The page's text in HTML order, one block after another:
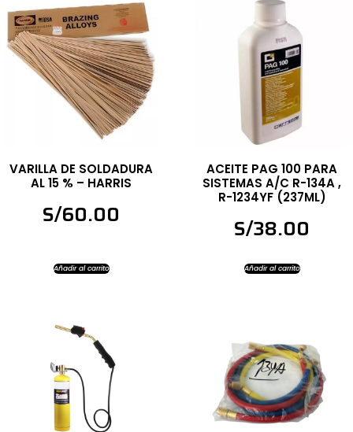
VARILLA DE SOLDADURA
AL 15 % – HARRIS
S/60.00
Añadir al carrito
ACEITE PAG 100 PARA
SISTEMAS A/C R-134A ,
R-1234YF (237ML)
S/38.00
Añadir al carrito